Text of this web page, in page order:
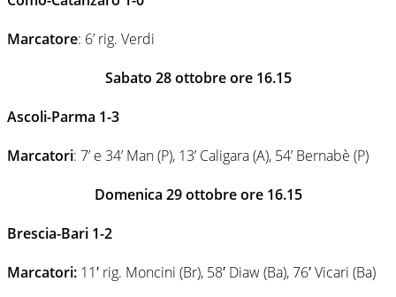
Marcatore: 6’ rig. Verdi
Sabato 28 ottobre ore 16.15
Ascoli-Parma 1-3
Marcatori: 7’ e 34’ Man (P), 13’ Caligara (A), 54’ Bernabè (P)
Domenica 29 ottobre ore 16.15
Brescia-Bari 1-2
Marcatori: 11′ rig. Moncini (Br), 58′ Diaw (Ba), 76′ Vicari (Ba)